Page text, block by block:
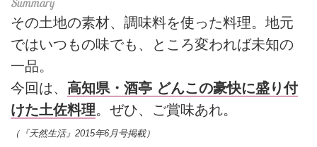
その土地の素材、調味料を使った料理。地元
ではいつもの味でも、ところ変われば未知の
一品。
今回は、 高知県・酒亭 どんこの豪快に盛り付
けた土佐料理。ぜひ、ご賞味あれ。
（『天然生活』2015年6月号掲載）